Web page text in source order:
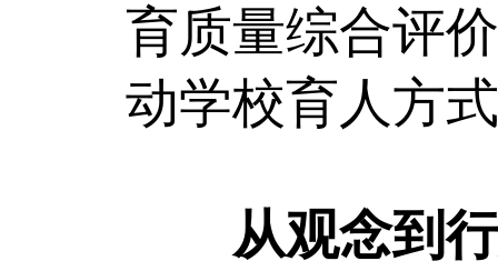
育质量综合评
动学校育人方
从观念到